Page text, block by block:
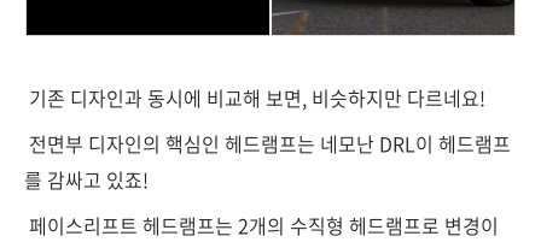
기존 디자인과 동시에 비교해 보면, 비슷하지만 다르네요!
전면부 디자인의 핵심인 헤드램프는 네모난 DRL이 헤드램프
를 감싸고 있죠!
페이스리프트 헤드램프는 2개의 수직형 헤드램프로 변경이